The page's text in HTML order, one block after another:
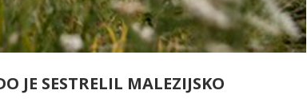
JE SESTRELIL MALEZIJSKO